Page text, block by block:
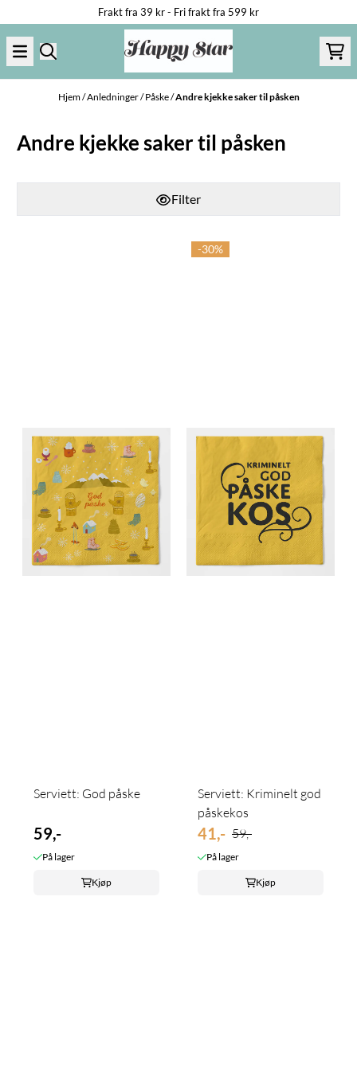
Frakt fra 39 kr - Fri frakt fra 599 kr
Hjem/Anledninger/Påske/Andre kjekke saker til påsken
Andre kjekke saker til påsken
Filter
Serviett: God påske
59,-
På lager
Kjøp
-30%
Serviett: Kriminelt god
påskekos
41,- 59,-
På lager
Kjøp